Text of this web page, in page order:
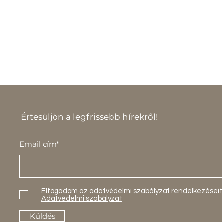
Értesüljön a legfrissebb hírekről!
Email cím*
Elfogadom az adatvédelmi szabályzat
Adatvédelmi szabályzat
Küldés